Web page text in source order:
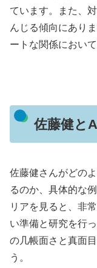
ています。また、
んじる傾向にあり
ートな関係におい
佐藤健と
佐藤健さんがどの
るのか、具体的な
リアを見ると、非
い準備と研究を行
の几帳面さと真面
う。